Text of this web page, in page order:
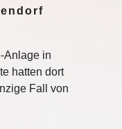
Anlage in
hatten dort
Fall von